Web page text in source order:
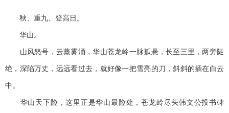
秋、重九、登高日。
华山。
山风怒号，云蒸雾涌，华山苍龙岭一脉孤悬，长至三里，两旁陡
绝，深陷万丈，远远看过去，就好像一把雪亮的刀，斜斜的插在白云
中。
华山天下险，这里正是华山最险处，苍龙岭尽头韩文公投书碑